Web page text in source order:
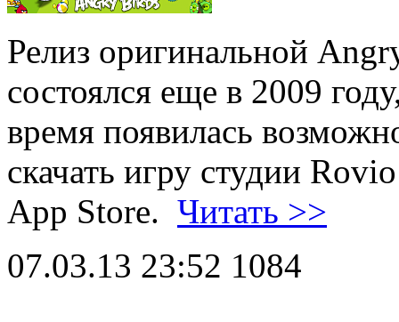
Релиз оригинальной
состоялся еще в 2009
время появилась
скачать игру студии
App Store. Читать >>
07.03.13 23:52 1084